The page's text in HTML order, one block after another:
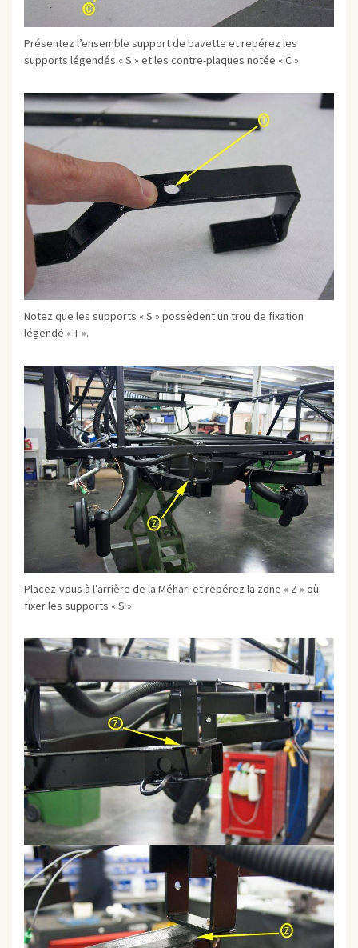
Présentez l’ensemble support de bavette et repérez les
supports légendés « S » et les contre-plaques notée « C ».
Notez que les supports « S » possèdent un trou de fixation
légendé « T ».
Placez-vous à l’arrière de la Méhari et repérez la zone « Z » où
fixer les supports « S ».